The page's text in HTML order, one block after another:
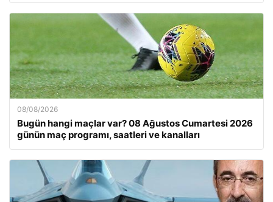
08/08/2026
Bugün hangi maçlar var? 08 Ağustos Cumartesi 2026
günün maç programı, saatleri ve kanalları